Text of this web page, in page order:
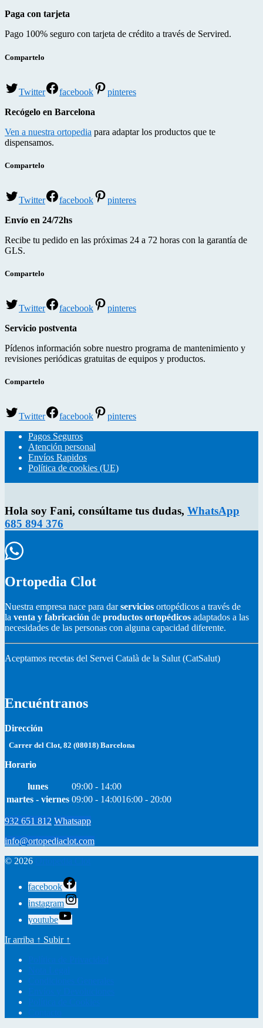
Paga con tarjeta
Pago 100% seguro con tarjeta de crédito a través de Servired.
Compartelo
Twitter facebook
pinteres
Recógelo en Barcelona
Ven a nuestra ortopedia para adaptar los productos que te
dispensamos.
Compartelo
Twitter facebook
pinteres
Envío en 24/72hs
Recibe tu pedido en las próximas 24 a 72 horas con la garantía de
GLS.
Compartelo
Twitter facebook
pinteres
Servicio postventa
Pídenos información sobre nuestro programa de mantenimiento y
revisiones periódicas gratuitas de equipos y productos.
Compartelo
Twitter facebook
pinteres
Pagos Seguros
Atención personal
Envíos Rapidos
Política de cookies (UE)
Hola soy Fani, consúltame tus dudas, WhatsApp
685 894 376
Ortopedia Clot
Nuestra empresa nace para darservicios ortopédicos a través de
la venta y fabricación de productos ortopédicos adaptados a las
necesidades de las personas con alguna capacidad diferente.
Aceptamos recetas del Servei Català de la Salut (CatSalut)
Encuéntranos
Dirección
Carrer del Clot, 82 (08018) Barcelona
Horario
lunes
09:00 - 14:00
martes - viernes 09:00 - 14:0016:00 - 20:00
932 651 812 Whatsapp
info@ortopediaclot.com
© 2026
facebook
instagram
youtube
Ir arriba ↑ Subir ↑